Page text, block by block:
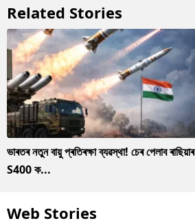
Related Stories
ভাৰতৰ নতুন বায়ু প্ৰতিৰক্ষা ব্যৱস্থা! চেৰ পেলাব ৰাছিয়াৰ
S400 ক...
Web Stories